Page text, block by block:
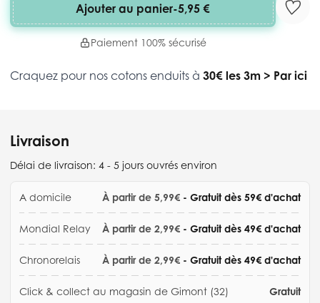
Ajouter au panier-5,95 €
Paiement 100% sécurisé
Craquez pour nos cotons enduits à 30€ les 3m > Par ici
Livraison
Délai de livraison: 4 - 5 jours ouvrés environ
A domicile À partir de 5,99€ - Gratuit dès 59€ d'achat
Mondial Relay À partir de 2,99€ - Gratuit dès 49€ d'achat
Chronorelais À partir de 2,99€ - Gratuit dès 49€ d'achat
Click & collect au magasin de Gimont (32) Gratuit